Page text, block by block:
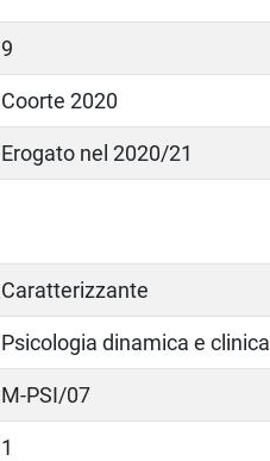
9
Coorte 2020
Erogato nel 2020/21
Caratterizzante
Psicologia dinamica e clinica
M-PSI/07
1